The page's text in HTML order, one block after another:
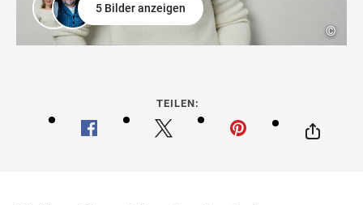
©
5 Bilder anzeigen
TEILEN: